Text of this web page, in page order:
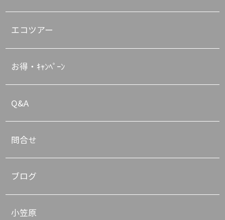
エコツアー
お得・ｷｬﾝﾍﾟｰﾝ
Q&A
問合せ
ブログ
小笠原